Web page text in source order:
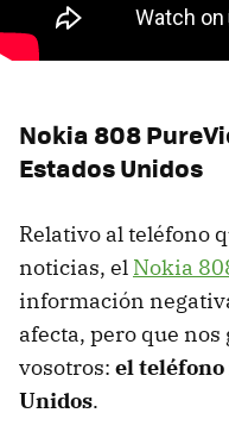
Nokia 808
Estados Unidos
Relativo al teléfono
noticias, el Nokia
información
afecta, pero que
vosotros: el teléfono
Unidos.